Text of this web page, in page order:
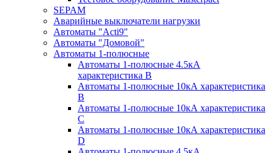
SEPAM
Аварийные выключатели нагрузки
Автоматы "Acti9"
Автоматы "Домовой"
Автоматы 1-полюсные
Автоматы 1-полюсные 4.5кА
характеристика В
Автоматы 1-полюсные 10кА характеристика
B
Автоматы 1-полюсные 10кА характеристика
C
Автоматы 1-полюсные 10кА характеристика
D